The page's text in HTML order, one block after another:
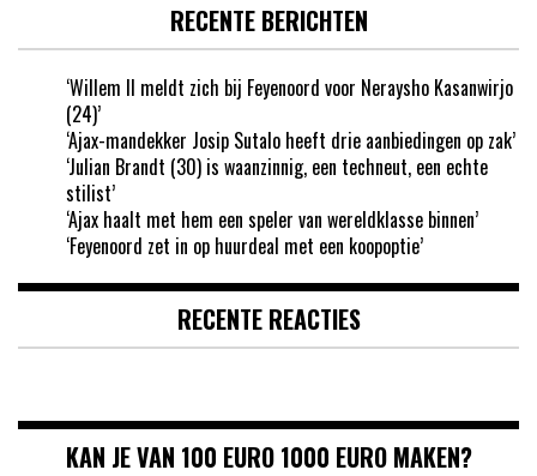
RECENTE BERICHTEN
‘Willem II meldt zich bij Feyenoord voor Neraysho Kasanwirjo
(24)’
‘Ajax-mandekker Josip Sutalo heeft drie aanbiedingen op zak’
‘Julian Brandt (30) is waanzinnig, een techneut, een echte
stilist’
‘Ajax haalt met hem een speler van wereldklasse binnen’
‘Feyenoord zet in op huurdeal met een koopoptie’
RECENTE REACTIES
KAN JE VAN 100 EURO 1000 EURO MAKEN?